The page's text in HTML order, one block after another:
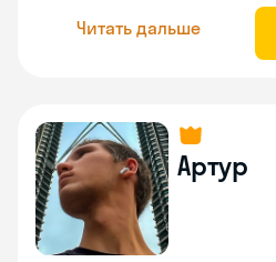
Читать дальше
Артур